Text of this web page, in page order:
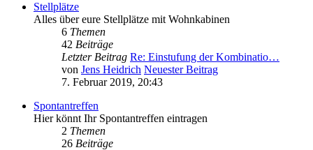
Stellplätze
Alles über eure Stellplätze mit Wohnkabinen
6 Themen
42 Beiträge
Letzter Beitrag Re: Einstufung der Kombinatio…
von Jens Heidrich Neuester Beitrag
7. Februar 2019, 20:43
Spontantreffen
Hier könnt Ihr Spontantreffen eintragen
2 Themen
26 Beiträge